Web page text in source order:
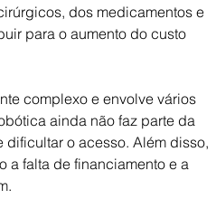
dos medicamentos e
para o aumento do custo
complexo e envolve vários
ainda não faz parte da
o acesso. Além disso,
a falta de financiamento e a